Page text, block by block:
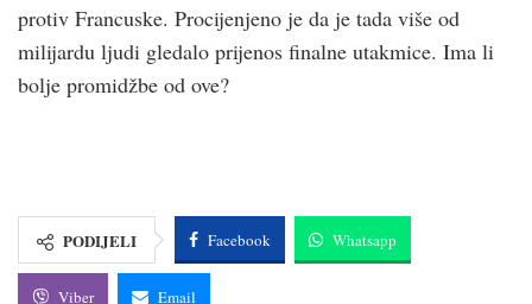
protiv Francuske. Procijenjeno je da je tada više od
milijardu ljudi gledalo prijenos finalne utakmice. Ima li
bolje promidžbe od ove?
PODIJELI Facebook Whatsapp
Viber Email